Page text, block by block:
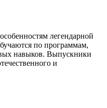
легендарной
по программам,
навыков. Выпускники
и